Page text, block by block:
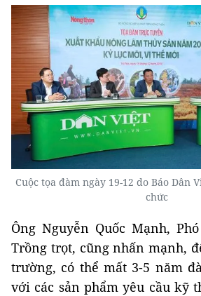
Cuộc tọa đàm ngày 19-12 do Báo Dân
chức
Ông Nguyễn Quốc Mạnh,
Trồng trọt, cũng nhấn mạnh,
trường, có thể mất 3-5 năm
với các sản phẩm yêu cầu kỹ